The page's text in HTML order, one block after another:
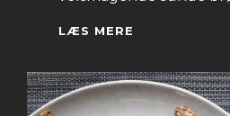
LÆS MERE